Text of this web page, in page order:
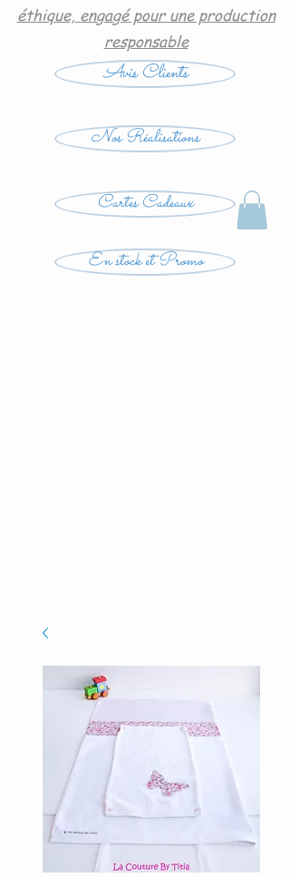
éthique, engagé pour une production
responsable
Avis Clients
Nos Réalisations
Cartes Cadeaux
En stock et Promo